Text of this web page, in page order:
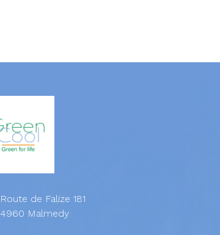
Route de Falize 181
4960 Malmedy